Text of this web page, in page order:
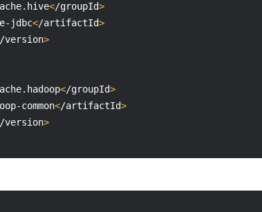
</groupId>
jdbc</artifactId>
/version>
</groupId>
common</artifactId>
/version>